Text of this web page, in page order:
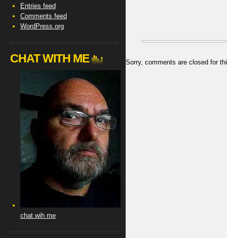
Sorry, comments are closed for
Entries feed
Comments feed
WordPress.org
CHAT WITH ME
chat wih me